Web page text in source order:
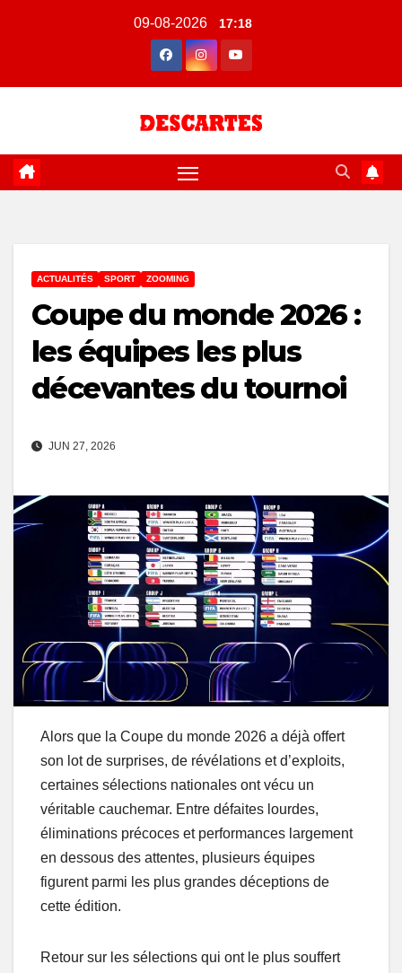
09-08-2026 17:18
ACTUALITÉS SPORT ZOOMING
Coupe du monde 2026 :
les équipes les plus
décevantes du tournoi
JUN 27, 2026
Alors que la Coupe du monde 2026 a déjà offert
son lot de surprises, de révélations et d’exploits,
certaines sélections nationales ont vécu un
véritable cauchemar. Entre défaites lourdes,
éliminations précoces et performances largement
en dessous des attentes, plusieurs équipes
figurent parmi les plus grandes déceptions de
cette édition.
Retour sur les sélections qui ont le plus souffert